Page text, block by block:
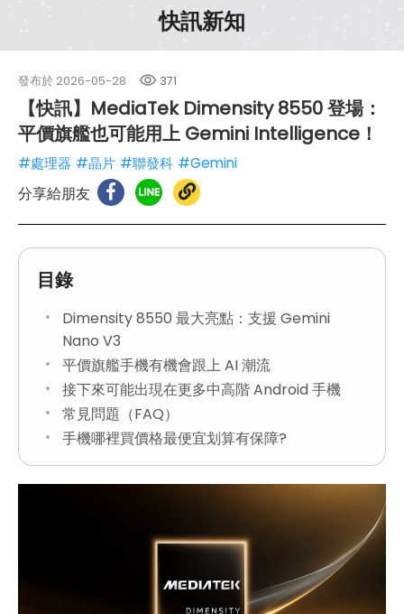
快訊新知
發布於 2026-05-28 371
【快訊】MediaTek Dimensity 8550 登場：
平價旗艦也可能用上 Gemini Intelligence！
#處理器 #晶片 #聯發科 #Gemini
分享給朋友
目錄
Dimensity 8550 最大亮點：支援 Gemini
Nano V3
平價旗艦手機有機會跟上 AI 潮流
接下來可能出現在更多中高階 Android 手機
常見問題（FAQ）
手機哪裡買價格最便宜划算有保障?